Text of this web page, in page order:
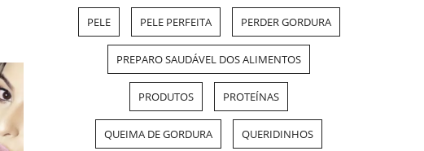
PELE PELE PERFEITA PERDER GORDURA
PREPARO SAUDÁVEL DOS ALIMENTOS
PRODUTOS PROTEÍNAS
QUEIMA DE GORDURA QUERIDINHOS